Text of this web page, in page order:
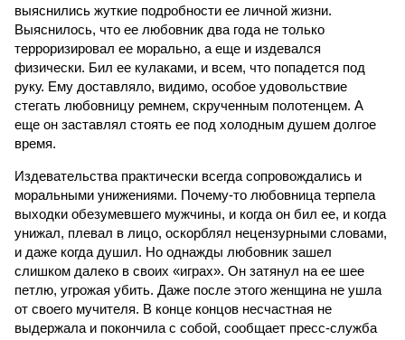
выяснились жуткие подробности ее личной жизни.
Выяснилось, что ее любовник два года не только
терроризировал ее морально, а еще и издевался
физически. Бил ее кулаками, и всем, что попадется под
руку. Ему доставляло, видимо, особое удовольствие
стегать любовницу ремнем, скрученным полотенцем. А
еще он заставлял стоять ее под холодным душем долгое
время.
Издевательства практически всегда сопровождались и
моральными унижениями. Почему-то любовница терпела
выходки обезумевшего мужчины, и когда он бил ее, и когда
унижал, плевал в лицо, оскорблял нецензурными словами,
и даже когда душил. Но однажды любовник зашел
слишком далеко в своих «играх». Он затянул на ее шее
петлю, угрожая убить. Даже после этого женщина не ушла
от своего мучителя. В конце концов несчастная не
выдержала и покончила с собой, сообщает пресс-служба